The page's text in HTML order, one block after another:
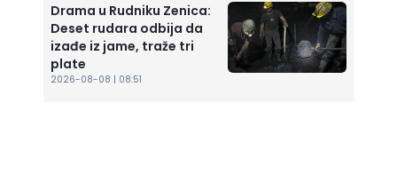
Drama u Rudniku Zenica:
Deset rudara odbija da
izađe iz jame, traže tri
plate
2026-08-08 | 08:51